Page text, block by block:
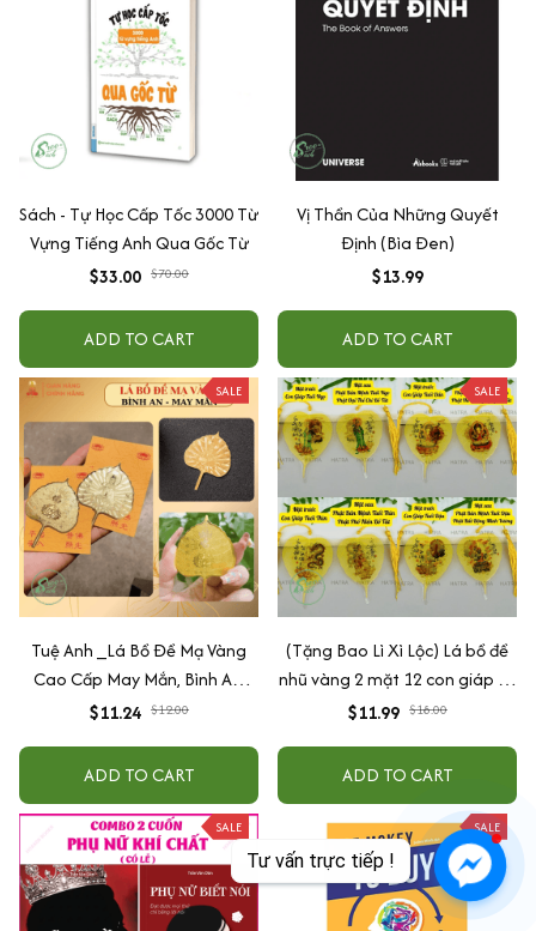
Sách - Tự Học Cấp Tốc 3000 Từ
Vựng Tiếng Anh Qua Gốc Từ
$33.00 $70.00
ADD TO CART
Vị Thần Của Những Quyết
Định (Bìa Đen)
$13.99
ADD TO CART
SALE
Tuệ Anh _Lá Bồ Đề Mạ Vàng
Cao Cấp May Mắn, Bình An,
Chiêu Tài Lộc
$11.24 $12.00
ADD TO CART
SALE
(Tặng Bao Lì Xì Lộc) Lá bồ đề
nhũ vàng 2 mặt 12 con giáp và
phật bản mệnh, để ốp lưng
quang
$11.99 $18.00
ADD TO CART
SALE SALE